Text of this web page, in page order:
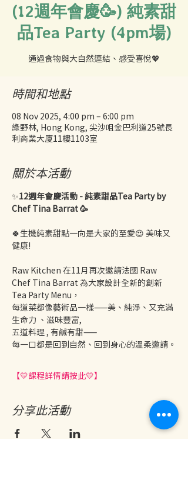
(12週年會慶🥳) 純素甜
品Tea Party (4pm場)
時間和地點
08 Nov 2025, 4:00 pm – 6:00 pm
綠野林, Hong Kong, 尖沙咀金巴利道25號長
利商業大廈11樓1103室
關於本活動
✨12週年會慶活動 - 純素甜品Tea Party by
Chef Tina Barrat 🥳
🍀生機純素甜點一向是大家的至愛😍 美味又
健康!
Raw Kitchen 在11月再次邀請法國 Raw
Chef Tina Barrat 為大家設計全新的創新
Tea Party Menu，
每道菜都像藝術品一樣——美、純淨、又充滿
生命力 、滋味豐富,
五道料理 , 有鹹有甜——
每一口都是回到自然、回到身心的溫柔邀請。
【💛課程詳情請按此💛】
分享此活動